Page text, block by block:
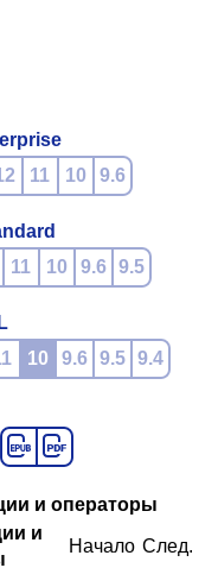
11 10 9.6
11 10 9.6 9.5
10 9.6 9.5 9.4
и операторы
и
Начало След.